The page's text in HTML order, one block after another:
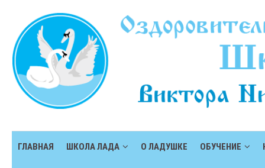
ГЛАВНАЯ ШКОЛА ЛАДА О ЛАДУШКЕ ОБУЧЕНИЕ